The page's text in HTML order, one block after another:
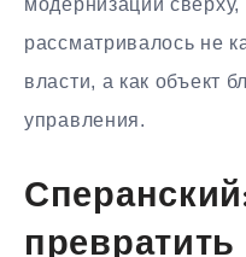
модернизации сверху,
рассматривалось не
власти, а как объект
управления.